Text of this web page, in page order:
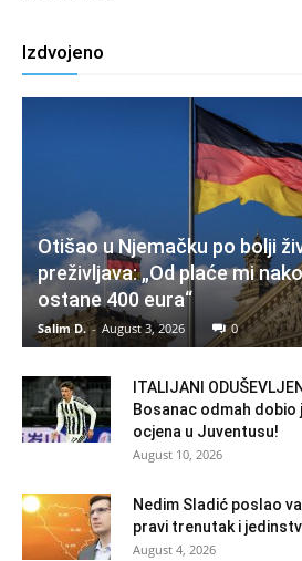
Izdvojeno
Otišao u Njemačku po bolji
preživljava: „Od plaće mi
ostane 400 eura“
Salim D. - August 3, 2026 0
ITALIJANI
Bosanac odmah dobio
ocjena u Juventusu!
August 10, 2026
Nedim Sladić poslao
pravi trenutak i
August 4, 2026